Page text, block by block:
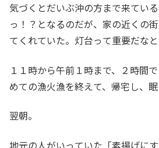
気づくとだいぶ沖の方まで来てい
っ！？となるのだが、家の近くの
てくれていた。灯台って重要だなと
１１時から午前１時まで、２時間
めての漁火漁を終えて、帰宅し、眠
翌朝。
地元の人がいっていた「素揚げに